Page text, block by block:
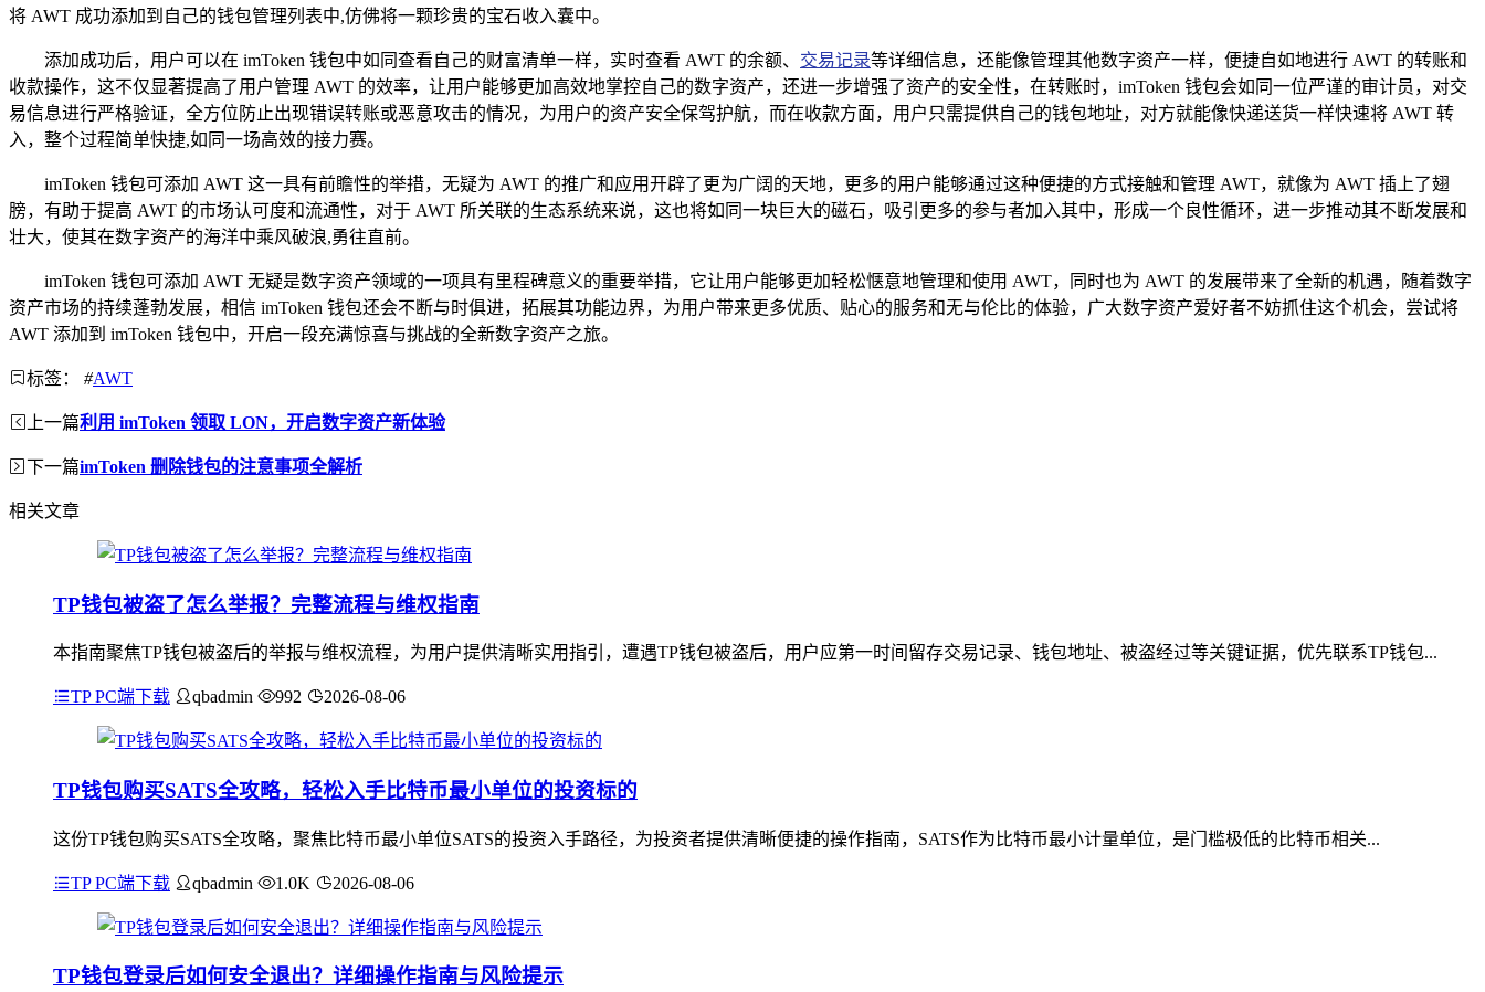
将 AWT 成功添加到自己的钱包管理列表中,仿佛将一颗珍贵的宝石收入囊中。
添加成功后，用户可以在 imToken 钱包中如同查看自己的财富清单一样，实时查看 AWT 的余额、 交易记录等详细信息，还能像管理其他数字资产一样，便捷自如地进行 AWT 的转账和
收款操作，这不仅显著提高了用户管理 AWT 的效率，让用户能够更加高效地掌控自己的数字资产，还进一步增强了资产的安全性，在转账时，imToken 钱包会如同一位严谨的审计员，对交
易信息进行严格验证，全方位防止出现错误转账或恶意攻击的情况，为用户的资产安全保驾护航，而在收款方面，用户只需提供自己的钱包地址，对方就能像快递送货一样快速将 AWT 转
入，整个过程简单快捷,如同一场高效的接力赛。
imToken 钱包可添加 AWT 这一具有前瞻性的举措，无疑为 AWT 的推广和应用开辟了更为广阔的天地，更多的用户能够通过这种便捷的方式接触和管理 AWT，就像为 AWT 插上了翅
膀，有助于提高 AWT 的市场认可度和流通性，对于 AWT 所关联的生态系统来说，这也将如同一块巨大的磁石，吸引更多的参与者加入其中，形成一个良性循环，进一步推动其不断发展和
壮大，使其在数字资产的海洋中乘风破浪,勇往直前。
imToken 钱包可添加 AWT 无疑是数字资产领域的一项具有里程碑意义的重要举措，它让用户能够更加轻松惬意地管理和使用 AWT，同时也为 AWT 的发展带来了全新的机遇，随着数字
资产市场的持续蓬勃发展，相信 imToken 钱包还会不断与时俱进，拓展其功能边界，为用户带来更多优质、贴心的服务和无与伦比的体验，广大数字资产爱好者不妨抓住这个机会，尝试将
AWT 添加到 imToken 钱包中，开启一段充满惊喜与挑战的全新数字资产之旅。
标签： #AWT
上一篇利用 imToken 领取 LON，开启数字资产新体验
下一篇imToken 删除钱包的注意事项全解析
相关文章
TP钱包被盗了怎么举报？完整流程与维权指南
本指南聚焦TP钱包被盗后的举报与维权流程，为用户提供清晰实用指引，遭遇TP钱包被盗后，用户应第一时间留存交易记录、钱包地址、被盗经过等关键证据，优先联系TP钱包...
TP PC端下载 qbadmin 992 2026-08-06
TP钱包购买SATS全攻略，轻松入手比特币最小单位的投资标的
这份TP钱包购买SATS全攻略，聚焦比特币最小单位SATS的投资入手路径，为投资者提供清晰便捷的操作指南，SATS作为比特币最小计量单位，是门槛极低的比特币相关...
TP PC端下载 qbadmin 1.0K 2026-08-06
TP钱包登录后如何安全退出？详细操作指南与风险提示